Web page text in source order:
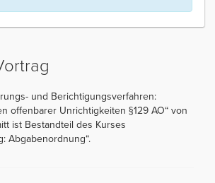
und Berichtigungsverfahren:
offenbarer Unrichtigkeiten §129 AO“ von
ist Bestandteil des Kurses
Abgabenordnung“.